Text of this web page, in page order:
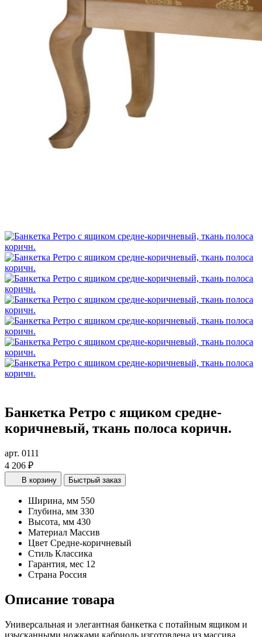
Банкетка Ретро с ящиком средне-
коричневый, ткань полоса коричн.
арт. 0111
4 206 ₽
В корзину Быстрый заказ
Ширина, мм 550
Глубина, мм 330
Высота, мм 430
Материал Массив
Цвет Средне-коричневый
Стиль Классика
Гарантия, мес 12
Страна Россия
Описание товара
Универсальная и элегантная банкетка с потайным ящиком и
изысканными ножками кабриоль изготовлена из массива